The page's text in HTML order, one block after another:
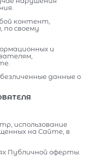
контент,
по своему
и
данные о
использование
на Сайте, в
Публичной оферты.